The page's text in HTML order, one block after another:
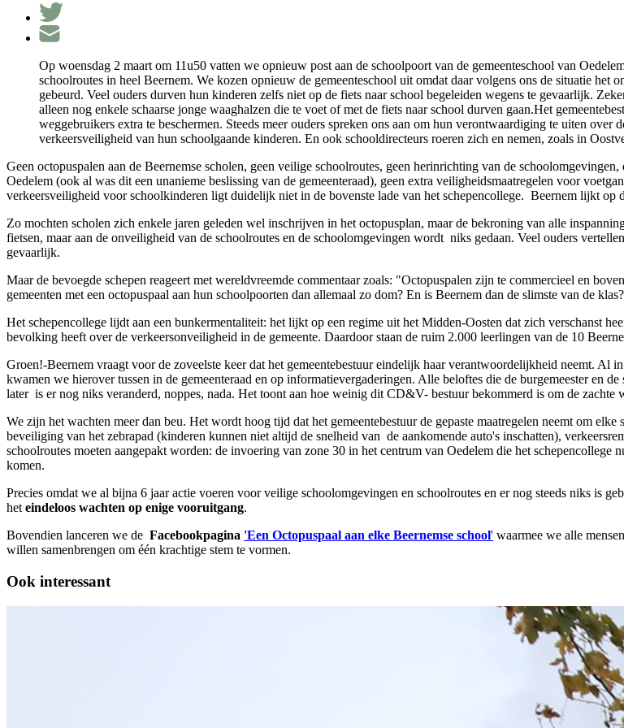
Op woensdag 2 maart om 11u50 vatten we opnieuw post aan de schoolpoort van de gemeenteschool van
schoolroutes in heel Beernem. We kozen opnieuw de gemeenteschool uit omdat daar volgens ons de situatie het
gebeurd. Veel ouders durven hun kinderen zelfs niet op de fiets naar school begeleiden wegens te gevaarlijk.
alleen nog enkele schaarse jonge waaghalzen die te voet of met de fiets naar school durven gaan.Het
weggebruikers extra te beschermen. Steeds meer ouders spreken ons aan om hun verontwaardiging te uiten
verkeersveiligheid van hun schoolgaande kinderen. En ook schooldirecteurs roeren zich en nemen, zoals in
Geen octopuspalen aan de Beernemse scholen, geen veilige schoolroutes, geen herinrichting van de
Oedelem (ook al was dit een unanieme beslissing van de gemeenteraad), geen extra veiligheidsmaatregelen voor
verkeersveiligheid voor schoolkinderen ligt duidelijk niet in de bovenste lade van het schepencollege. Beernem lijkt op
Zo mochten scholen zich enkele jaren geleden wel inschrijven in het octopusplan, maar de bekroning van alle
fietsen, maar aan de onveiligheid van de schoolroutes en de schoolomgevingen wordt niks gedaan. Veel ouders
gevaarlijk.
Maar de bevoegde schepen reageert met wereldvreemde commentaar zoals: "Octopuspalen zijn te commercieel en
gemeenten met een octopuspaal aan hun schoolpoorten dan allemaal zo dom? En is Beernem dan de slimste van de
Het schepencollege lijdt aan een bunkermentaliteit: het lijkt op een regime uit het Midden-Oosten dat zich verschanst
bevolking heeft over de verkeersonveiligheid in de gemeente. Daardoor staan de ruim 2.000 leerlingen van de 10
Groen!-Beernem vraagt voor de zoveelste keer dat het gemeentebestuur eindelijk haar verantwoordelijkheid neemt.
kwamen we hierover tussen in de gemeenteraad en op informatievergaderingen. Alle beloftes die de burgemeester en
later is er nog niks veranderd, noppes, nada. Het toont aan hoe weinig dit CD&V- bestuur bekommerd is om de zachte
We zijn het wachten meer dan beu. Het wordt hoog tijd dat het gemeentebestuur de gepaste maatregelen neemt om
beveiliging van het zebrapad (kinderen kunnen niet altijd de snelheid van de aankomende auto's inschatten),
schoolroutes moeten aangepakt worden: de invoering van zone 30 in het centrum van Oedelem die het
komen.
Precies omdat we al bijna 6 jaar actie voeren voor veilige schoolomgevingen en schoolroutes en er nog steeds niks is
heteindeloos wachten op enige vooruitgang.
Bovendien lanceren we de Facebookpagina 'Een Octopuspaal aan elke Beernemse school' waarmee we alle
willen samenbrengen om één krachtige stem te vormen.
Ook interessant